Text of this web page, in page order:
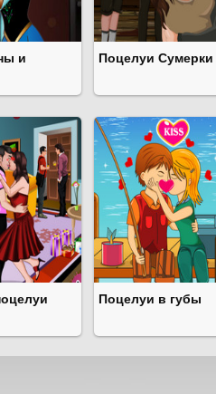
и
Поцелуи Сумерки
Поцелуи в губы